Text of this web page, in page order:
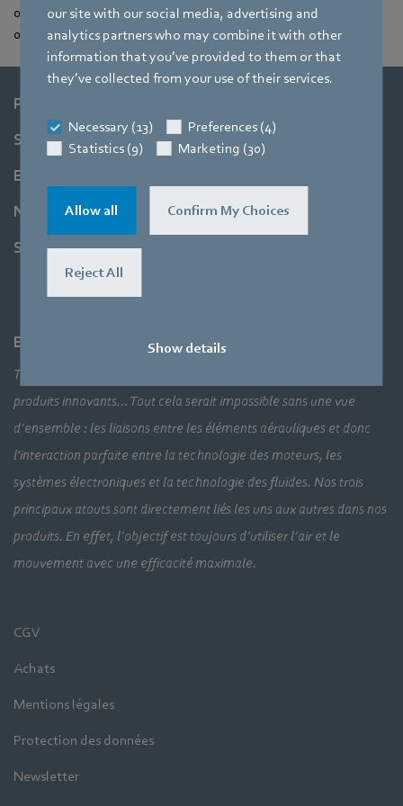
our site with our social media, advertising and
analytics partners who may combine it with other
information that you’ve provided to them or that
they’ve collected from your use of their services.
Necessary (13)
Preferences (4)
Statistics (9)
Marketing (30)
Allow all Confirm My Choices
Reject All
Show details
01:32 – Serrage des presse-étoupes
01:45 – Fermeture de la boîte à bornes
Produits
Secteurs
Entreprise
Newsroom
Support
Entreprise
Technologies de pointe, solutions d’application révolutionnaires,
produits innovants… Tout cela serait impossible sans une vue
d’ensemble : les liaisons entre les éléments aérauliques et donc
l'interaction parfaite entre la technologie des moteurs, les
systèmes électroniques et la technologie des fluides. Nos trois
principaux atouts sont directement liés les uns aux autres dans nos
produits. En effet, l’objectif est toujours d’utiliser l’air et le
mouvement avec une efficacité maximale.
CGV
Achats
Mentions légales
Protection des données
Newsletter